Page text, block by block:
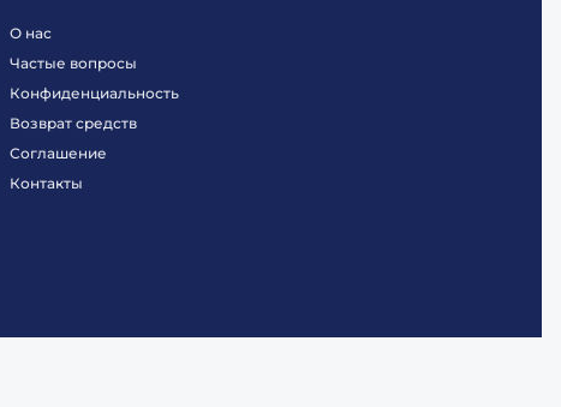
О нас
Частые вопросы
Конфиденциальность
Возврат средств
Соглашение
Контакты